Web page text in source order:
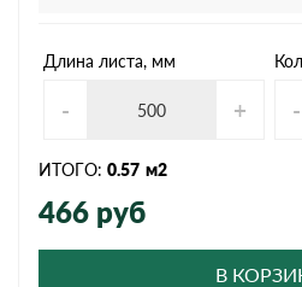
Длина листа, мм
- + -
ИТОГО: 0.57 м2
466 руб
В